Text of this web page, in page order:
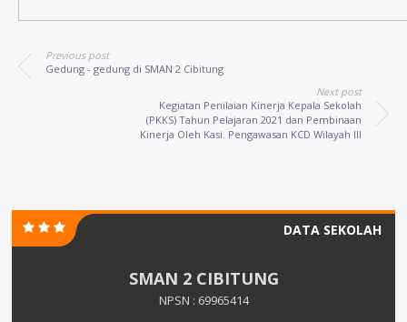
Previous post
Gedung - gedung di SMAN 2 Cibitung
Next post
Kegiatan Penilaian Kinerja Kepala Sekolah
(PKKS) Tahun Pelajaran 2021 dan Pembinaan
Kinerja Oleh Kasi. Pengawasan KCD Wilayah III
DATA SEKOLAH
SMAN 2 CIBITUNG
NPSN : 69965414